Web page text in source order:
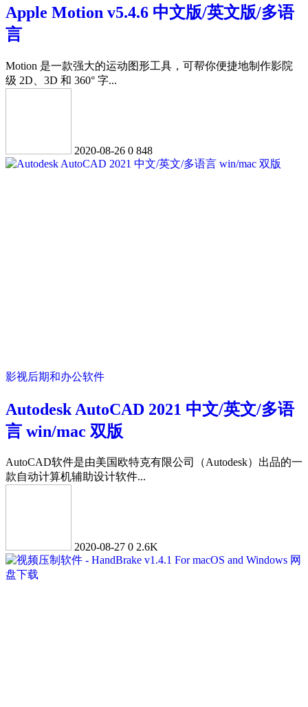
Apple Motion v5.4.6 中文版/英文版/多语
言
Motion 是一款强大的运动图形工具，可帮你便捷地制作影院
级 2D、3D 和 360° 字...
2020-08-26 0 848
影视后期和办公软件
Autodesk AutoCAD 2021 中文/英文/多语
言 win/mac 双版
AutoCAD软件是由美国欧特克有限公司（Autodesk）出品的一
款自动计算机辅助设计软件...
2020-08-27 0 2.6K